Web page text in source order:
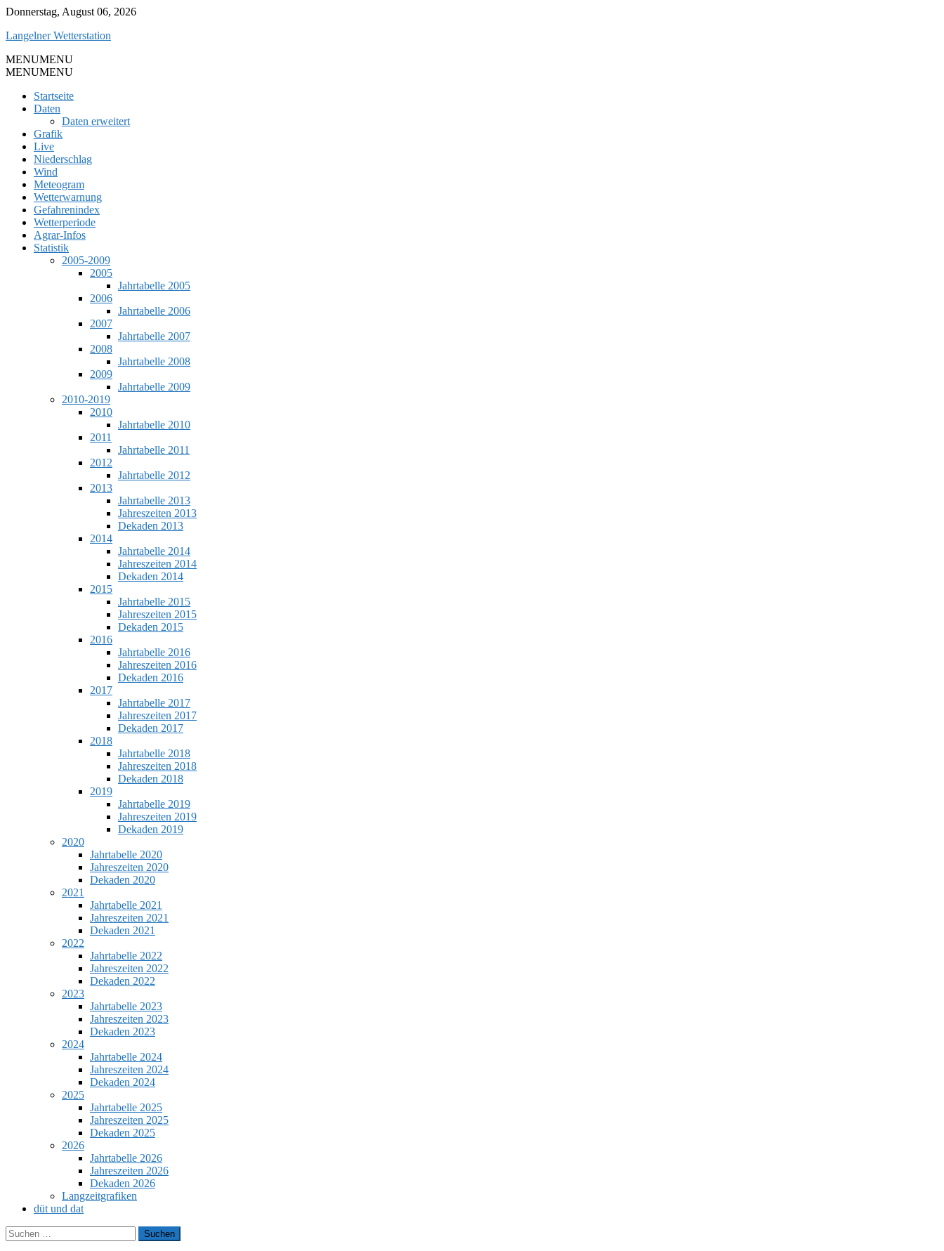
Skip
content
Donnerstag, August 06, 2026
Langelner Wetterstation
MENUMENU
MENUMENU
Startseite
Daten
Daten erweitert
Grafik
Live
Niederschlag
Wind
Meteogram
Wetterwarnung
Gefahrenindex
Wetterperiode
Agrar-Infos
Statistik
2005-2009
2005
Jahrtabelle 2005
2006
Jahrtabelle 2006
2007
Jahrtabelle 2007
2008
Jahrtabelle 2008
2009
Jahrtabelle 2009
2010-2019
2010
Jahrtabelle 2010
2011
Jahrtabelle 2011
2012
Jahrtabelle 2012
2013
Jahrtabelle 2013
Jahreszeiten 2013
Dekaden 2013
2014
Jahrtabelle 2014
Jahreszeiten 2014
Dekaden 2014
2015
Jahrtabelle 2015
Jahreszeiten 2015
Dekaden 2015
2016
Jahrtabelle 2016
Jahreszeiten 2016
Dekaden 2016
2017
Jahrtabelle 2017
Jahreszeiten 2017
Dekaden 2017
2018
Jahrtabelle 2018
Jahreszeiten 2018
Dekaden 2018
2019
Jahrtabelle 2019
Jahreszeiten 2019
Dekaden 2019
2020
Jahrtabelle 2020
Jahreszeiten 2020
Dekaden 2020
2021
Jahrtabelle 2021
Jahreszeiten 2021
Dekaden 2021
2022
Jahrtabelle 2022
Jahreszeiten 2022
Dekaden 2022
2023
Jahrtabelle 2023
Jahreszeiten 2023
Dekaden 2023
2024
Jahrtabelle 2024
Jahreszeiten 2024
Dekaden 2024
2025
Jahrtabelle 2025
Jahreszeiten 2025
Dekaden 2025
2026
Jahrtabelle 2026
Jahreszeiten 2026
Dekaden 2026
Langzeitgrafiken
düt und dat
Suchen
nach: